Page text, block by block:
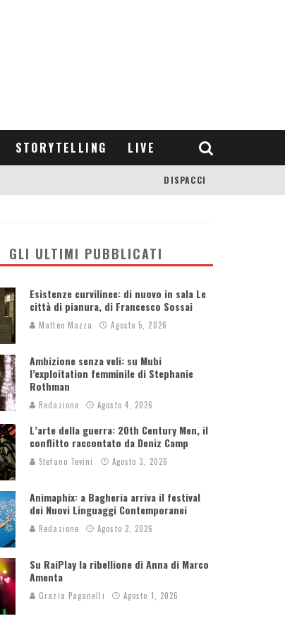
STORYTELLING LIVE
DISPACCI
GLI ULTIMI PUBBLICATI
Esistenze curvilinee: di nuovo in sala Le
città di pianura, di Francesco Sossai
Matteo Mazza Agosto 5, 2026
Ambizione senza veli: su Mubi
l’exploitation femminile di Stephanie
Rothman
Redazione Agosto 4, 2026
L’arte della guerra: 20th Century Men, il
conflitto raccontato da Deniz Camp
Stefano Tevini Agosto 3, 2026
Animaphix: a Bagheria arriva il festival
dei Nuovi Linguaggi Contemporanei
Redazione Agosto 2, 2026
Su RaiPlay la ribellione di Anna di Marco
Amenta
Grazia Paganelli Agosto 1, 2026